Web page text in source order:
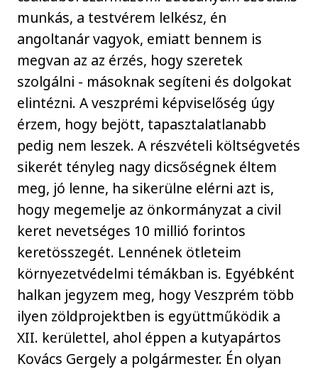
munkás, a testvérem lelkész, én
angoltanár vagyok, emiatt bennem is
megvan az az érzés, hogy szeretek
szolgálni - másoknak segíteni és dolgokat
elintézni. A veszprémi képviselőség úgy
érzem, hogy bejött, tapasztalatlanabb
pedig nem leszek. A részvételi költségvetés
sikerét tényleg nagy dicsőségnek éltem
meg, jó lenne, ha sikerülne elérni azt is,
hogy megemelje az önkormányzat a civil
keret nevetséges 10 millió forintos
keretösszegét. Lennének ötleteim
környezetvédelmi témákban is. Egyébként
halkan jegyzem meg, hogy Veszprém több
ilyen zöldprojektben is együttműködik a
XII. kerülettel, ahol éppen a kutyapártos
Kovács Gergely a polgármester. Én olyan